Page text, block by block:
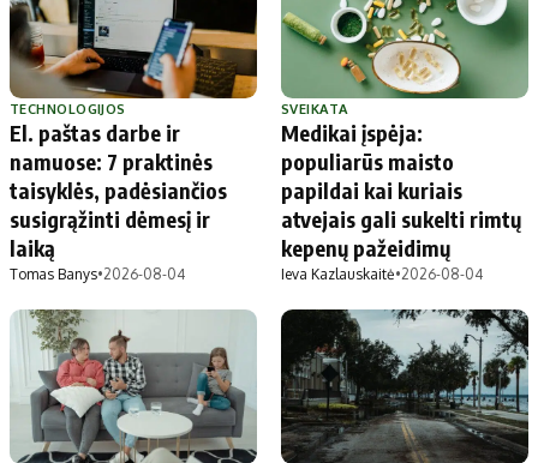
TECHNOLOGIJOS
El. paštas darbe ir
namuose: 7 praktinės
taisyklės, padėsiančios
susigrąžinti dėmesį ir
laiką
Tomas Banys•2026-08-04
SVEIKATA
Medikai įspėja:
populiarūs maisto
papildai kai kuriais
atvejais gali sukelti rimtų
kepenų pažeidimų
Ieva Kazlauskaitė•2026-08-04